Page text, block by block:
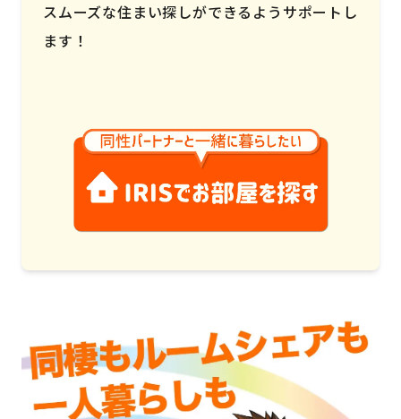
スムーズな住まい探しができるようサポートし
ます！